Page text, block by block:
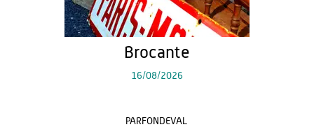
Brocante
16/08/2026
PARFONDEVAL